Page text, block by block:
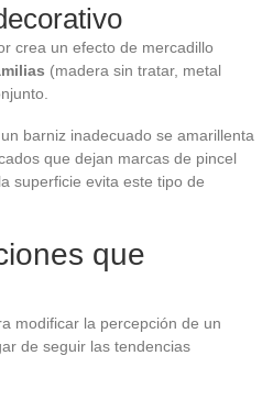
crea un efecto de mercadillo
(madera sin tratar, metal
barniz inadecuado se amarillenta
que dejan marcas de pincel
superficie evita este tipo de
que
modificar la percepción de un
de seguir las tendencias